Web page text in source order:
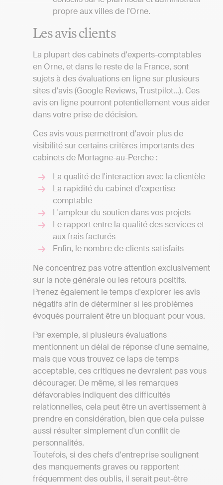
propre aux villes de l'Orne.
Les avis clients
La plupart des cabinets d'experts-comptables
en Orne, et dans le reste de la France, sont
sujets à des évaluations en ligne sur plusieurs
sites d'avis (Google Reviews, Trustpilot...). Ces
avis en ligne pourront potentiellement vous aider
dans votre prise de décision.
Ces avis vous permettront d'avoir plus de
visibilité sur certains critères importants des
cabinets de Mortagne-au-Perche :
La qualité de l'interaction avec la clientèle
La rapidité du cabinet d'expertise
comptable
L'ampleur du soutien dans vos projets
Le rapport entre la qualité des services et
aux frais facturés
Enfin, le nombre de clients satisfaits
Ne concentrez pas votre attention exclusivement
sur la note générale ou les retours positifs.
Prenez également le temps d'explorer les avis
négatifs afin de déterminer si les problèmes
évoqués pourraient être un bloquant pour vous.
Par exemple, si plusieurs évaluations
mentionnent un délai de réponse d'une semaine,
mais que vous trouvez ce laps de temps
acceptable, ces critiques ne devraient pas vous
décourager. De même, si les remarques
défavorables indiquent des difficultés
relationnelles, cela peut être un avertissement à
prendre en considération, bien que cela puisse
aussi résulter simplement d'un conflit de
personnalités.
Toutefois, si des chefs d'entreprise soulignent
des manquements graves ou rapportent
fréquemment des oublis, il serait peut-être